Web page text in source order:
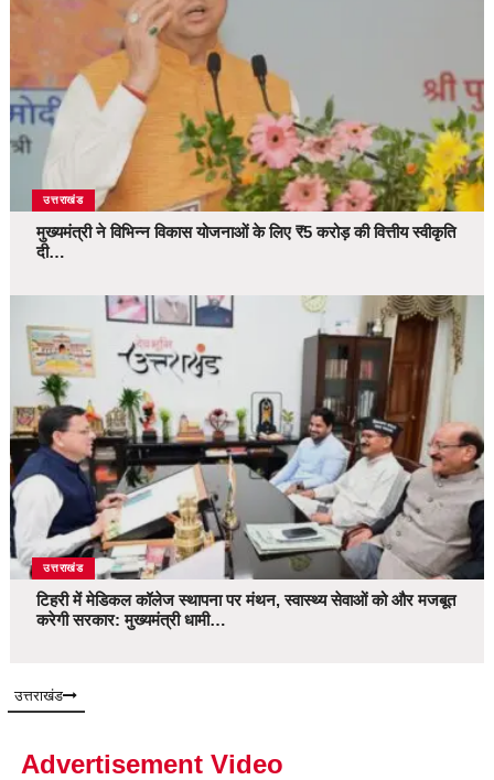
उत्तराखंड
मुख्यमंत्री ने विभिन्न विकास योजनाओं के लिए ₹5 करोड़ की वित्तीय स्वीकृति
दी…
उत्तराखंड
टिहरी में मेडिकल कॉलेज स्थापना पर मंथन, स्वास्थ्य सेवाओं को और मजबूत
करेगी सरकार: मुख्यमंत्री धामी…
उत्तराखंड
Advertisement Video